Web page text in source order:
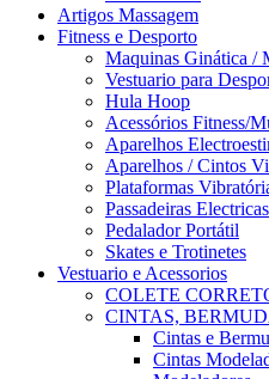
Artigos Massagem
Fitness e Desporto
Maquinas Ginática /
Vestuario para
Hula Hoop
Acessórios Fitness/
Aparelhos
Aparelhos / Cintos
Plataformas
Passadeiras Electricas
Pedalador Portátil
Skates e Trotinetes
Vestuario e Acessorios
COLETE
CINTAS,
Cintas e
Cintas